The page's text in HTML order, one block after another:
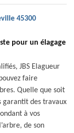
45300
pour un élagage
JBS Elagueur
faire
Quelle que soit
garantit des travaux
à vos
de son